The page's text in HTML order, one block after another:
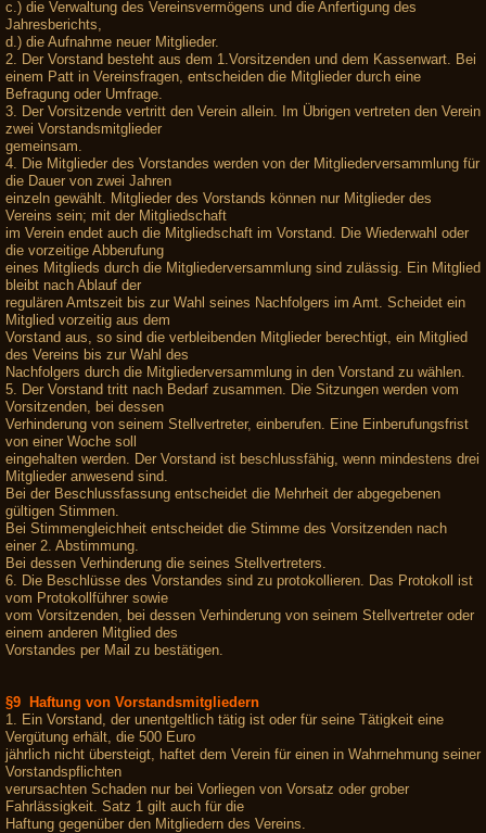
c.) die Verwaltung des Vereinsvermögens und die Anfertigung des
Jahresberichts,
d.) die Aufnahme neuer Mitglieder.
2. Der Vorstand besteht aus dem 1.Vorsitzenden und dem Kassenwart. Bei
einem Patt in Vereinsfragen, entscheiden die Mitglieder durch eine
Befragung oder Umfrage.
3. Der Vorsitzende vertritt den Verein allein. Im Übrigen vertreten den Verein
zwei Vorstandsmitglieder
gemeinsam.
4. Die Mitglieder des Vorstandes werden von der Mitgliederversammlung für
die Dauer von zwei Jahren
einzeln gewählt. Mitglieder des Vorstands können nur Mitglieder des
Vereins sein; mit der Mitgliedschaft
im Verein endet auch die Mitgliedschaft im Vorstand. Die Wiederwahl oder
die vorzeitige Abberufung
eines Mitglieds durch die Mitgliederversammlung sind zulässig. Ein Mitglied
bleibt nach Ablauf der
regulären Amtszeit bis zur Wahl seines Nachfolgers im Amt. Scheidet ein
Mitglied vorzeitig aus dem
Vorstand aus, so sind die verbleibenden Mitglieder berechtigt, ein Mitglied
des Vereins bis zur Wahl des
Nachfolgers durch die Mitgliederversammlung in den Vorstand zu wählen.
5. Der Vorstand tritt nach Bedarf zusammen. Die Sitzungen werden vom
Vorsitzenden, bei dessen
Verhinderung von seinem Stellvertreter, einberufen. Eine Einberufungsfrist
von einer Woche soll
eingehalten werden. Der Vorstand ist beschlussfähig, wenn mindestens drei
Mitglieder anwesend sind.
Bei der Beschlussfassung entscheidet die Mehrheit der abgegebenen
gültigen Stimmen.
Bei Stimmengleichheit entscheidet die Stimme des Vorsitzenden nach
einer 2. Abstimmung.
Bei dessen Verhinderung die seines Stellvertreters.
6. Die Beschlüsse des Vorstandes sind zu protokollieren. Das Protokoll ist
vom Protokollführer sowie
vom Vorsitzenden, bei dessen Verhinderung von seinem Stellvertreter oder
einem anderen Mitglied des
Vorstandes per Mail zu bestätigen.
§9 Haftung von Vorstandsmitgliedern
1. Ein Vorstand, der unentgeltlich tätig ist oder für seine Tätigkeit eine
Vergütung erhält, die 500 Euro
jährlich nicht übersteigt, haftet dem Verein für einen in Wahrnehmung seiner
Vorstandspflichten
verursachten Schaden nur bei Vorliegen von Vorsatz oder grober
Fahrlässigkeit. Satz 1 gilt auch für die
Haftung gegenüber den Mitgliedern des Vereins.